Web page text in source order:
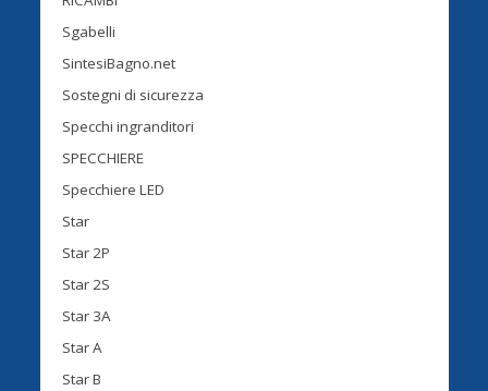
Sgabelli
SintesiBagno.net
Sostegni di sicurezza
Specchi ingranditori
SPECCHIERE
Specchiere LED
Star
Star 2P
Star 2S
Star 3A
Star A
Star B